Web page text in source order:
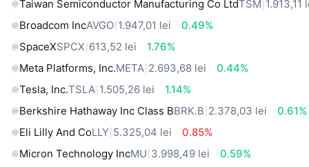
Taiwan Semiconductor Manufacturing Co LtdTSM 1.913,11
Broadcom IncAVGO 1.947,01 lei
0.49%
SpaceXSPCX 613,52 lei
1.76%
Meta Platforms, Inc.META 2.693,68 lei
0.44%
Tesla, Inc.TSLA 1.505,26 lei
1.14%
Berkshire Hathaway Inc Class BBRK.B 2.378,03 lei
0.61%
Eli Lilly And CoLLY 5.325,04 lei
0.85%
Micron Technology IncMU 3.998,49 lei
0.59%